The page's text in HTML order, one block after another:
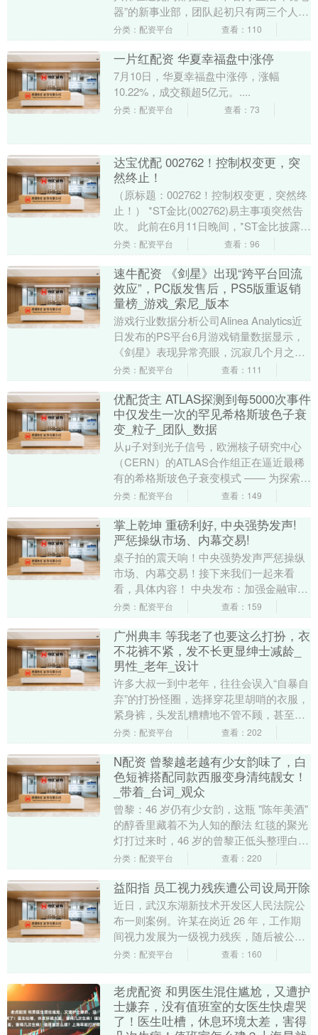
器”的新事业部，团队起初只有两三个人。
选的赛道是空气净化器、风扇、加湿器
分类：配资平台 查看：110
一片红配资 华夏幸福盘中涨停
7月10日，华夏幸福盘中涨停，涨幅
10.22%，成交额超5亿元。....
分类：配资平台 查看：73
达宝优配 002762！控制权变更，突
然终止！
（原标题：002762！控制权变更，突然终
止！） *ST金比(002762)易主事项突然告
吹。 此前在6月11日晚间，*ST金比披露公
告称，林浩亮、林若文与上海....
分类：配资平台 查看：96
速牛配资 《剑星》出现“跨平台回流
效应”，PC版发售后，PS5版重返销
量榜_游戏_索尼_版本
游戏行业数据分析公司Alinea Analytics近
日发布的PS平台6月游戏销量数据显示，
《剑星》表现异常亮眼，沉寂几个月之后
再次登上销量榜第8的位置。6月份....
分类：配资平台 查看：111
优配货主 ATLAS探测到每5000次事件
中仅发生一次的罕见希格斯玻色子衰
变_粒子_团队_数据
从μ子对到光子信号，欧洲核子研究中心
（CERN）的ATLAS合作组正在逼近最稀
有的希格斯玻色子衰变模式 —— 为探索宇
宙结构开辟了新途径。 想象一下，有一种
分类：配资平台 查看：149
掌上乾坤 重磅利好, 中央强势发声!
严惩操纵市场、内幕交易!
桌子拍的震天响！中央强势发声严惩操纵
市场、内幕交易！接下来我们一起来看
看，具体内容！ 中央‬发布‬：加强金融审判
工作。依法严惩操纵市场、内幕交易、非
分类：配资平台 查看：159
广州典丰 等我老了也要这么打扮，衣
不花裤不紧，发不长更显绅士减龄_
男性_老年_设计
许多大叔一到中老年，往往会误入“自暴自
弃”的打扮怪圈，选择穿花里胡哨的衣服，
紧身裤，头发乱糟糟地不管不顾，甚至随
便套上一件老年装就出门。走路时，步伐
分类：配资平台 查看：202
N配资 曾黎越老越有少女韵味了，白
色短裤搭配同款西服变身清纯靓女！
_带着_台词_观众
曾黎：46 岁仍有少女韵，这瓶 "陈年美酒"
的醇香里藏着不为人知的酿法 红毯的聚光
灯打过来时，46 岁的曾黎正低头整理白色
西装的袖口。短裤下的小腿线条流畅，
分类：配资平台 查看：220
益阳指 员工视力残疾遭公司设局开除
近日，武汉东湖新技术开发区人民法院公
布一则案例。许某在岗近 26 年，工作期
间视力发展为一级视力残疾，随后被公司
先降薪免考勤，后以"旷工"为由开除。法
分类：配资平台 查看：160
老虎配资 和男医生混住尴尬，又遭护
士嫌弃，没有值班室的女医生快虐哭
了！医生吐槽，休息环境太差，害得